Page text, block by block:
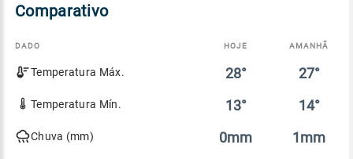
Comparativo
Comparativo
entre
previsão
hoje
DADO HOJE AMANHÃ
Temperatura Máx. 28° 27°
Temperatura Mín. 13° 14°
Chuva (mm) 0mm 1mm